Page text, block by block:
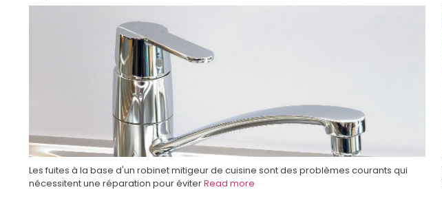
Les fuites à la base d'un robinet mitigeur de cuisine sont des problèmes courants qui
nécessitent une réparation pour éviterRead more